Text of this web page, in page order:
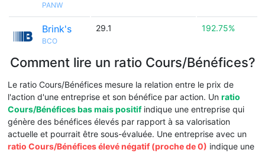
PANW
Brink's
BCO
29.1 192.75%
Comment lire un ratio Cours/Bénéfices?
Le ratio Cours/Bénéfices mesure la relation entre le prix de
l'action d'une entreprise et son bénéfice par action. Un ratio
Cours/Bénéfices bas mais positifindique une entreprise qui
génère des bénéfices élevés par rapport à sa valorisation
actuelle et pourrait être sous-évaluée. Une entreprise avec un
ratio Cours/Bénéfices élevé négatif (proche de 0) indique une